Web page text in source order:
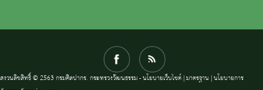
สงวนลิขสิทธิ์ © 2563 กรมศิลปากร. กระทรวงวัฒนธรรม -นโยบายเว็บไซต์|มาตรฐาน |นโยบายการ